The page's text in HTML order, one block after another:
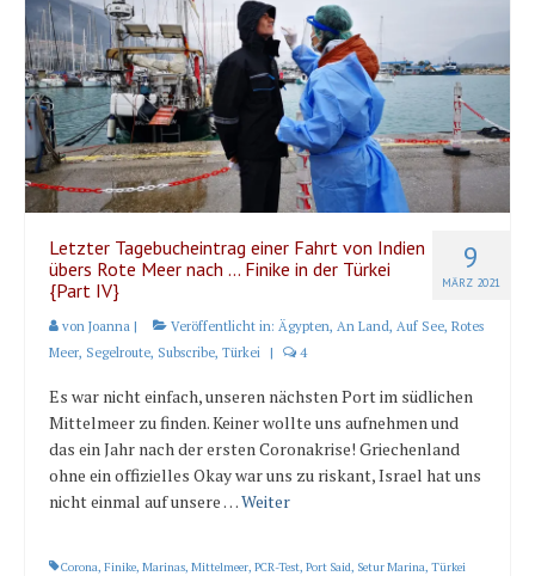
Karte und Wind
Länder und Inseln
Mittelmeer 2010-2013
Bordbibliothek
Abonnieren
Yachtüberführung weltweit
9
MÄRZ 2021
Letzter Tagebucheintrag einer Fahrt von Indien
übers Rote Meer nach … Finike in der Türkei
{Part IV}
von Joanna | Veröffentlicht in: Ägypten, An Land, Auf See, Rotes
Meer, Segelroute, Subscribe, Türkei | 4
Es war nicht einfach, unseren nächsten Port im südlichen
Mittelmeer zu finden. Keiner wollte uns aufnehmen und
das ein Jahr nach der ersten Coronakrise! Griechenland
ohne ein offizielles Okay war uns zu riskant, Israel hat uns
nicht einmal auf unsere …Weiter
Corona, Finike, Marinas, Mittelmeer, PCR-Test, Port Said, Setur Marina, Türkei